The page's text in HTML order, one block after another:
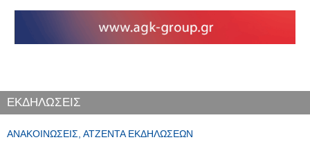
ΕΚΔΗΛΩΣΕΙΣ
ΑΝΑΚΟΙΝΏΣΕΙΣ, ΑΤΖΈΝΤΑ ΕΚΔΗΛΏΣΕΩΝ